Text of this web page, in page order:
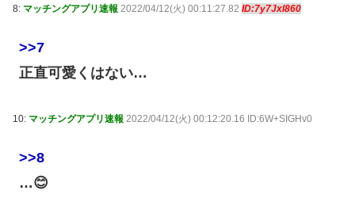
8: マッチングアプリ速報 2022/04/12(火) 00:11:27.82 ID:7y7Jxl860
>>7
正直可愛くはない…
10: マッチングアプリ速報 2022/04/12(火) 00:12:20.16 ID:6W+SIGHv0
>>8
…😊